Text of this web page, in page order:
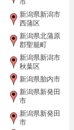
市
新潟県新潟市
西蒲区
新潟県北蒲原
郡聖籠町
新潟県新潟市
秋葉区
新潟県胎内市
新潟県新発田
市
新潟県新発田
市